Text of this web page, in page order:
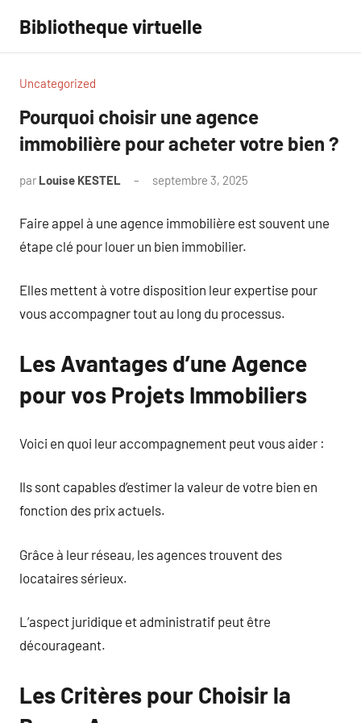
contenu
Bibliotheque virtuelle
Uncategorized
Pourquoi choisir une agence
immobilière pour acheter votre bien ?
par Louise KESTEL septembre 3, 2025
Faire appel à une agence immobilière est souvent une
étape clé pour louer un bien immobilier.
Elles mettent à votre disposition leur expertise pour
vous accompagner tout au long du processus.
Les Avantages d’une Agence
pour vos Projets Immobiliers
Voici en quoi leur accompagnement peut vous aider :
Ils sont capables d’estimer la valeur de votre bien en
fonction des prix actuels.
Grâce à leur réseau, les agences trouvent des
locataires sérieux.
L’aspect juridique et administratif peut être
décourageant.
Les Critères pour Choisir la